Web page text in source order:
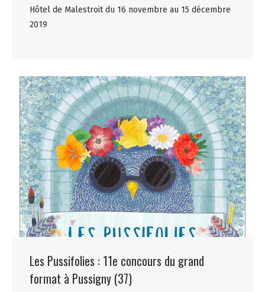
Hôtel de Malestroit du 16 novembre au 15 décembre
2019
Les Pussifolies : 11e concours du grand
format à Pussigny (37)